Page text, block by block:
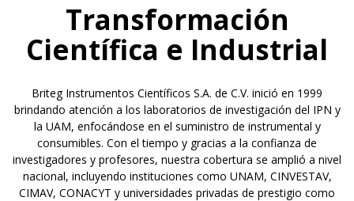
Transformación
Científica e Industrial
Briteg Instrumentos Científicos S.A. de C.V. inició en 1999
brindando atención a los laboratorios de investigación del IPN y
la UAM, enfocándose en el suministro de instrumental y
consumibles. Con el tiempo y gracias a la confianza de
investigadores y profesores, nuestra cobertura se amplió a nivel
nacional, incluyendo instituciones como UNAM, CINVESTAV,
CIMAV, CONACYT y universidades privadas de prestigio como